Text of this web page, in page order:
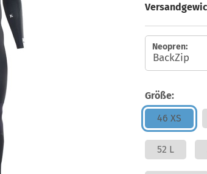
Neopren:
Größe:
46 XS
52 L